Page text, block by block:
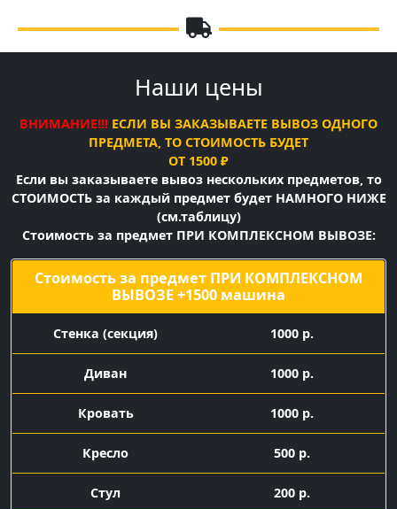
Наши цены
ВНИМАНИЕ!!! ЕСЛИ ВЫ ЗАКАЗЫВАЕТЕ ВЫВОЗ ОДНОГО
ПРЕДМЕТА, ТО СТОИМОСТЬ БУДЕТ
ОТ 1500 ₽
Если вы заказываете вывоз нескольких предметов, то
СТОИМОСТЬ за каждый предмет будет НАМНОГО НИЖЕ
(см.таблицу)
Стоимость за предмет ПРИ КОМПЛЕКСНОМ ВЫВОЗЕ:
Стоимость за предмет ПРИ КОМПЛЕКСНОМ
ВЫВОЗЕ +1500 машина
Cтенка (секция) 1000 р.
Диван 1000 р.
Кровать 1000 р.
Кресло 500 р.
Стул 200 р.